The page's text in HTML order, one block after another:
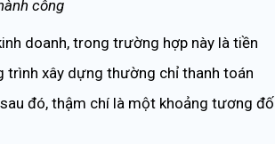
công
doanh, trong trường hợp này là tiền
trình xây dựng thường chỉ thanh toán
đó, thậm chí là một khoảng tương